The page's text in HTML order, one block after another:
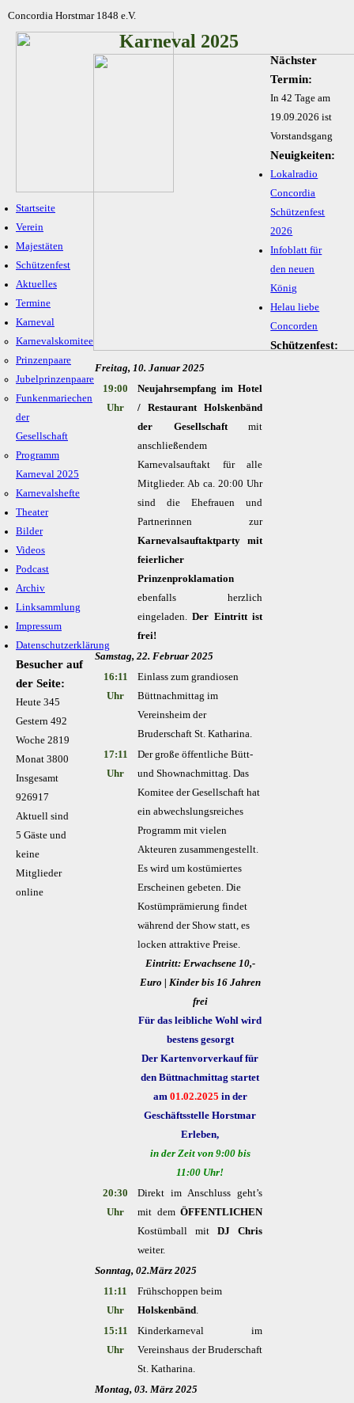
Concordia Horstmar 1848 e.V.
Startseite
Verein
Majestäten
Schützenfest
Aktuelles
Termine
Karneval
Karnevalskomitee
Prinzenpaare
Jubelprinzenpaare
Funkenmariechen
der
Gesellschaft
Programm
Karneval 2025
Karnevalshefte
Theater
Bilder
Videos
Podcast
Archiv
Linksammlung
Impressum
Datenschutzerklärung
Besucher auf
der Seite:
Heute 345
Gestern 492
Woche 2819
Monat 3800
Insgesamt
926917
Aktuell sind
5 Gäste und
keine
Mitglieder
online
Karneval 2025
Freitag, 10. Januar 2025
19:00
Uhr
Neujahrsempfang im Hotel
/ Restaurant Holskenbänd
der Gesellschaftmit
anschließendem
Karnevalsauftakt für alle
Mitglieder. Ab ca. 20:00 Uhr
sind die Ehefrauen und
Partnerinnen zur
Karnevalsauftaktparty mit
feierlicher
Prinzenproklamation
ebenfalls herzlich
eingeladen.Der Eintritt ist
frei!
Samstag, 22. Februar 2025
16:11
Uhr
Einlass zum grandiosen
Büttnachmittag im
Vereinsheim der
Bruderschaft St. Katharina.
17:11
Uhr
Der große öffentliche Bütt-
und Shownachmittag. Das
Komitee der Gesellschaft hat
ein abwechslungsreiches
Programm mit vielen
Akteuren zusammengestellt.
Es wird um kostümiertes
Erscheinen gebeten. Die
Kostümprämierung findet
während der Show statt, es
locken attraktive Preise.
Eintritt: Erwachsene 10,-
Euro | Kinder bis 16 Jahren
frei
Für das leibliche Wohl wird
bestens gesorgt
Der Kartenvorverkauf für
den Büttnachmittag startet
am 01.02.2025 in der
Geschäftsstelle Horstmar
Erleben,
in der Zeit von 9:00 bis
11:00 Uhr!
20:30
Uhr
Direkt im Anschluss geht’s
mit demÖFFENTLICHEN
Kostümball mitDJ Chris
weiter.
Sonntag, 02.März 2025
11:11
Uhr
Frühschoppen beim
Holskenbänd
15:11
Uhr
Kinderkarneval im
Vereinshaus der Bruderschaft
St. Katharina.
Montag, 03. März 2025
Nächster
Termin:
In 42 Tage am
19.09.2026 ist
Vorstandsgang
Neuigkeiten:
Lokalradio
Concordia
Schützenfest
2026
Infoblatt für
den neuen
König
Helau liebe
Concorden
Schützenfest: